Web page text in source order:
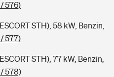
576)
STH), 58 kW, Benzin,
577)
STH), 77 kW, Benzin,
578)